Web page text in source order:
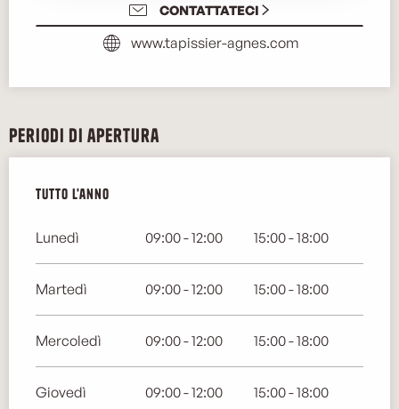
CONTATTATECI
www.tapissier-agnes.com
Periodi di apertura
Tutto l'anno
Tutto l'anno
Lunedì 09:00 - 12:00 15:00 - 18:00
Martedì 09:00 - 12:00 15:00 - 18:00
Mercoledì 09:00 - 12:00 15:00 - 18:00
Giovedì 09:00 - 12:00 15:00 - 18:00